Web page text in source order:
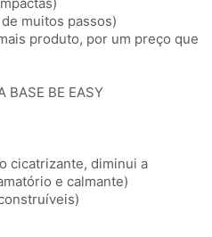
muitos passos)
produto, por um preço que
BASE BE EASY
cicatrizante, diminui a
e calmante)